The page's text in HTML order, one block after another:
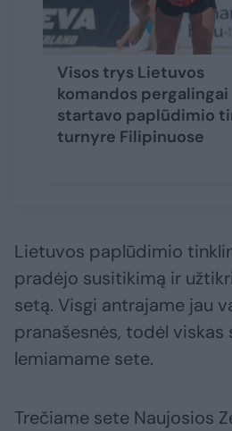
Visos trys Lietuvos
komandos pergalingai
startavo paplūdimio
turnyre Filipinuose
Lietuvos paplūdimio
pradėjo susitikimą ir
setą. Visgi antrajame jau
pranašesnės, todėl viskas
lemiamame sete.
Trečiame sete Naujosios